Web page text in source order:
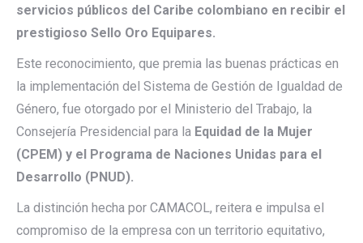
servicios públicos del Caribe colombiano en recibir el
prestigioso Sello Oro Equipares.
Este reconocimiento, que premia las buenas prácticas en
la implementación del Sistema de Gestión de Igualdad de
Género, fue otorgado por el Ministerio del Trabajo, la
Consejería Presidencial para la Equidad de la Mujer
(CPEM) y el Programa de Naciones Unidas para el
Desarrollo (PNUD).
La distinción hecha por CAMACOL, reitera e impulsa el
compromiso de la empresa con un territorio equitativo,